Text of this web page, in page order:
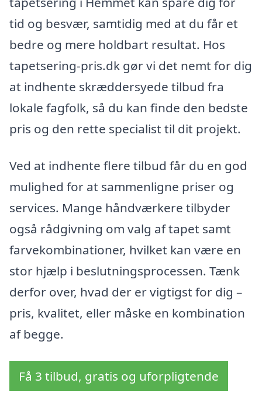
tid og besvær, samtidig med at du får et
bedre og mere holdbart resultat. Hos
tapetsering-pris.dk gør vi det nemt for dig
at indhente skræddersyede tilbud fra
lokale fagfolk, så du kan finde den bedste
pris og den rette specialist til dit projekt.
Ved at indhente flere tilbud får du en god
mulighed for at sammenligne priser og
services. Mange håndværkere tilbyder
også rådgivning om valg af tapet samt
farvekombinationer, hvilket kan være en
stor hjælp i beslutningsprocessen. Tænk
derfor over, hvad der er vigtigst for dig –
pris, kvalitet, eller måske en kombination
af begge.
Få 3 tilbud, gratis og uforpligtende